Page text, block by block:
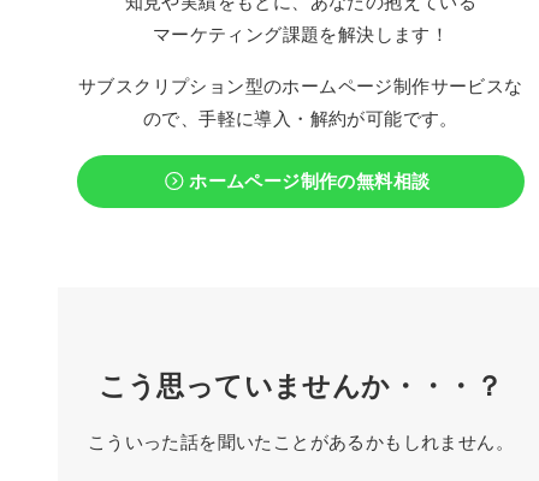
マーケティング課題を解決します！
サブスクリプション型のホームページ制作サービスな
ので、手軽に導入・解約が可能です。
ホームページ制作の無料相談
こう思っていませんか・・・？
こういった話を聞いたことがあるかもしれません。